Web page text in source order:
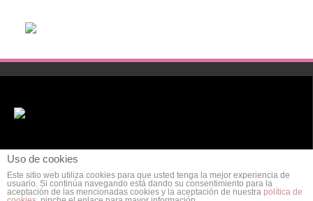
Uso de cookies
Este sitio web utiliza cookies para que usted tenga la mejor experiencia de
usuario. Si continúa navegando está dando su consentimiento para la
aceptación de las mencionadas cookies y la aceptación de nuestra política de